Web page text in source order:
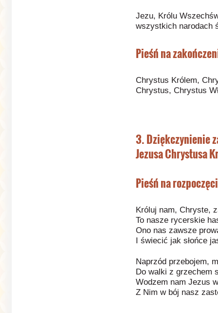
Jezu, Królu
wszystkich narodach
Pieśń na
Chrystus Królem,
Chrystus, Chrystus
3. Dziękczynienie
Jezusa Chrystusa
Pieśń na
Króluj nam, Chryste,
To nasze rycerskie
Ono nas zawsze
I świecić jak słońce
Naprzód przebojem,
Do walki z grzechem
Wodzem nam Jezus
Z Nim w bój nasz